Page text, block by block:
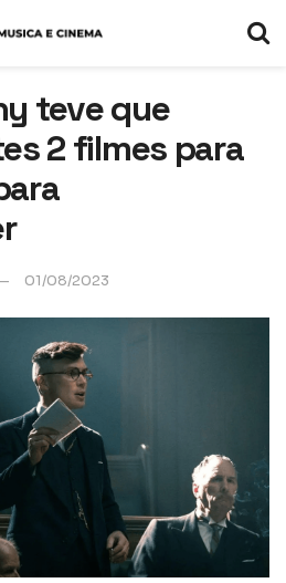
teve que
2 filmes para
01/08/2023